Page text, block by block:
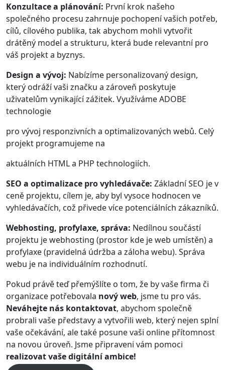
Konzultace a plánování: První krok našeho
společného procesu zahrnuje pochopení vašich potřeb,
cílů, cílového publika, tak abychom mohli vytvořit
drátěný model a strukturu, která bude relevantní pro
váš projekt a byznys.
Design a vývoj: Nabízíme personalizovaný design,
který odráží vaši značku a zároveň poskytuje
uživatelům vynikající zážitek. Využíváme ADOBE
technologie
pro vývoj responzivních a optimalizovaných webů. Celý
projekt programujeme na
aktuálních HTML a PHP technologiích.
SEO a optimalizace pro vyhledávače: Základní SEO je v
ceně projektu, cílem je, aby byl vysoce hodnocen ve
vyhledávačích, což přivede více potenciálních zákazníků.
Webhosting, profylaxe, správa: Nedílnou součástí
projektu je webhosting (prostor kde je web umístěn) a
profylaxe (pravidelná údržba a záloha webu). Správa
webu je na individuálním rozhodnutí.
Pokud právě teď přemýšlíte o tom, že by vaše firma či
organizace potřebovala nový web, jsme tu pro vás.
Neváhejte nás kontaktovat, abychom společně
probrali vaše představy a vytvořili web, který nejen splní
vaše očekávání, ale také posune vaši online přítomnost
na novou úroveň. Jsme připraveni vám pomoci
realizovat vaše digitální ambice!